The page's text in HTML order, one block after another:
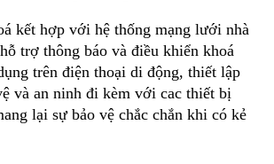
kết hợp với hệ thống mạng lưới nhà
trợ thông báo và điều khiển khoá
trên điện thoại di động, thiết lập
và an ninh đi kèm với cac thiết bị
lại sự bảo vệ chắc chắn khi có kẻ